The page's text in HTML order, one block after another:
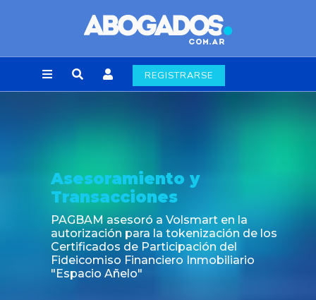
REGISTRARSE
y
asesoró a Volsmart en la
para la tokenización de los
de Participación del
Financiero Inmobiliario
Añelo"